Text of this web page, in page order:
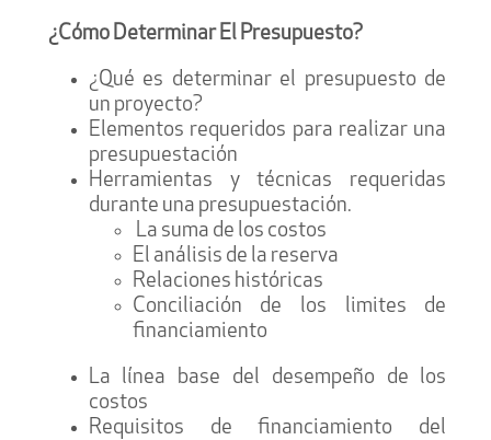
¿Cómo Determinar El Presupuesto?
¿Qué es determinar el presupuesto de
un proyecto?
Elementos requeridos para realizar una
presupuestación
Herramientas y técnicas requeridas
durante una presupuestación.
La suma de los costos
El análisis de la reserva
Relaciones históricas
Conciliación de los limites de
financiamiento
La línea base del desempeño de los
costos
Requisitos de financiamiento del